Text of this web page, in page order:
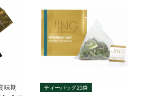
味期
ティーバッグ25袋